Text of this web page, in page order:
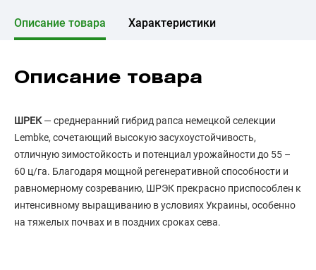
Описание товара Характеристики
Описание товара
ШРЕК— среднеранний гибрид рапса немецкой селекции
Lembke, сочетающий высокую засухоустойчивость,
отличную зимостойкость и потенциал урожайности до 55 –
60 ц/га. Благодаря мощной регенеративной способности и
равномерному созреванию, ШРЭК прекрасно приспособлен к
интенсивному выращиванию в условиях Украины, особенно
на тяжелых почвах и в поздних сроках сева.